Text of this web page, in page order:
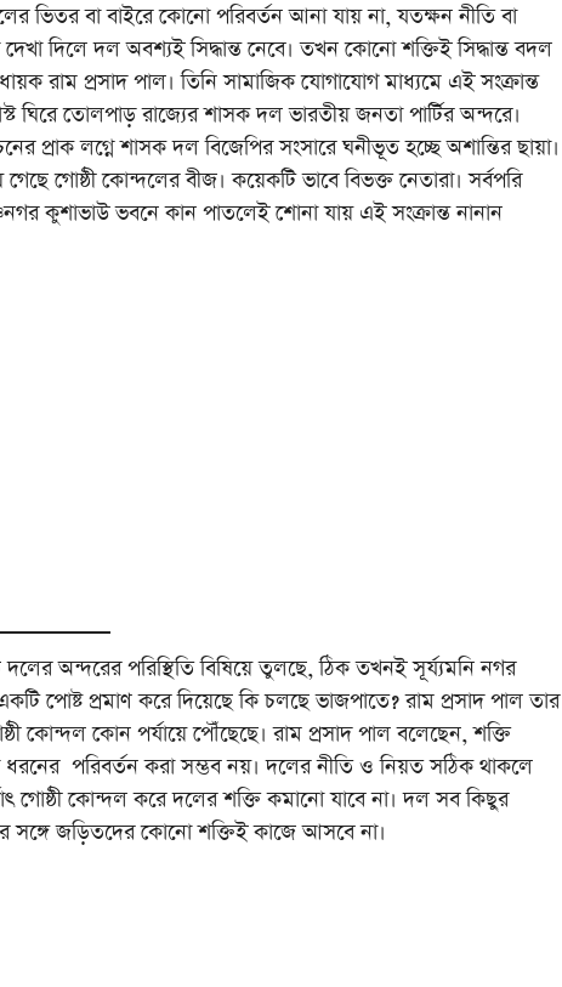
ভিতর বা বাইরে কোনো পরিবর্তন আনা যায় না, যতক্ষন নীতি বা
দিলে দল অবশ্যই সিদ্ধান্ত নেবে। তখন কোনো শক্তিই সিদ্ধান্ত বদল
রাম প্রসাদ পাল। তিনি সামাজিক যোগাযোগ মাধ্যমে এই সংক্রান্ত
ঘিরে তোলপাড় রাজ্যের শাসক দল ভারতীয় জনতা পার্টির অন্দরে।
লগ্নে শাসক দল বিজেপির সংসারে ঘনীভূত হচ্ছে অশান্তির ছায়া।
গেছে গোষ্ঠী কোন্দলের বীজ। কয়েকটি ভাবে বিভক্ত নেতারা। সর্বপরি
কুশাভাউ ভবনে কান পাতলেই শোনা যায় এই সংক্রান্ত নানান
দলের অন্দরের পরিস্থিতি বিষিয়ে তুলছে, ঠিক তখনই সূর্য্যমনি নগর
পোষ্ট প্রমাণ করে দিয়েছে কি চলছে ভাজপাতে? রাম প্রসাদ পাল তার
কোন্দল কোন পর্যায়ে পৌঁছেছে। রাম প্রসাদ পাল বলেছেন, শক্তি
পরিবর্তন করা সম্ভব নয়। দলের নীতি ও নিয়ত সঠিক থাকলে
গোষ্ঠী কোন্দল করে দলের শক্তি কমানো যাবে না। দল সব কিছুর
সঙ্গে জড়িতদের কোনো শক্তিই কাজে আসবে না।